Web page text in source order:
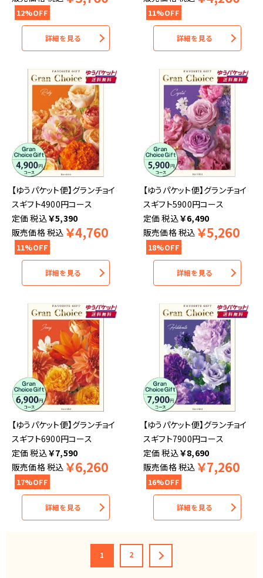
12%OFF
詳細を見る
11%OFF
詳細を見る
【ゆうパケット便】グランチョイ
スギフト4900円コース
税込￥5,390
販売価格税込 ￥4,760
11%OFF
詳細を見る
【ゆうパケット便】グランチョイ
スギフト5900円コース
税込￥6,490
販売価格税込 ￥5,260
18%OFF
詳細を見る
【ゆうパケット便】グランチョイ
スギフト6900円コース
税込￥7,590
販売価格税込 ￥6,260
17%OFF
詳細を見る
【ゆうパケット便】グランチョイ
スギフト7900円コース
税込￥8,690
販売価格税込 ￥7,260
16%OFF
詳細を見る
1 2